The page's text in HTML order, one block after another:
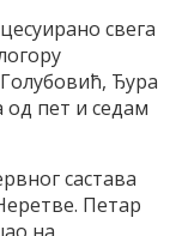
свега
Ђура
од пет и седам
састава
Петар